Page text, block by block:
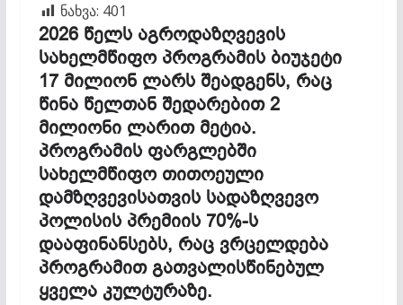
ნახვა: 401
2026 წელს აგროდაზღვევის
სახელმწიფო პროგრამის ბიუჯეტი
17 მილიონ ლარს შეადგენს, რაც
წინა წელთან შედარებით 2
მილიონი ლარით მეტია.
პროგრამის ფარგლებში
სახელმწიფო თითოეული
დამზღვევისათვის სადაზღვევო
პოლისის პრემიის 70%-ს
დააფინანსებს, რაც ვრცელდება
პროგრამით გათვალისწინებულ
ყველა კულტურაზე.